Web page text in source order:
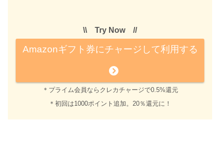
\\ Try Now //
Amazonギフト券にチャージして利用する
＊プライム会員ならクレカチャージで0.5%還元
＊初回は1000ポイント追加。20％還元に！